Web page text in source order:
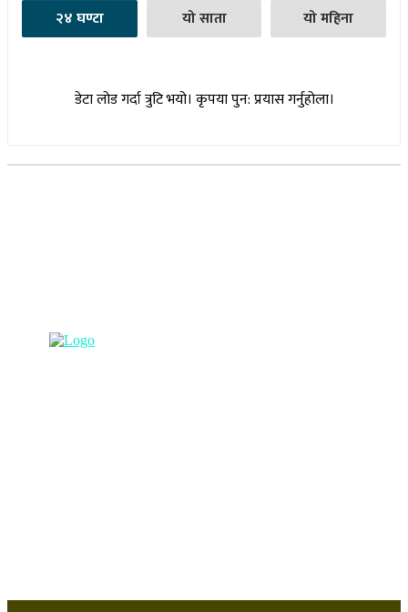
२४ घण्टा यो साता यो महिना
डेटा लोड गर्दा त्रुटि भयो। कृपया पुन: प्रयास गर्नुहोला।